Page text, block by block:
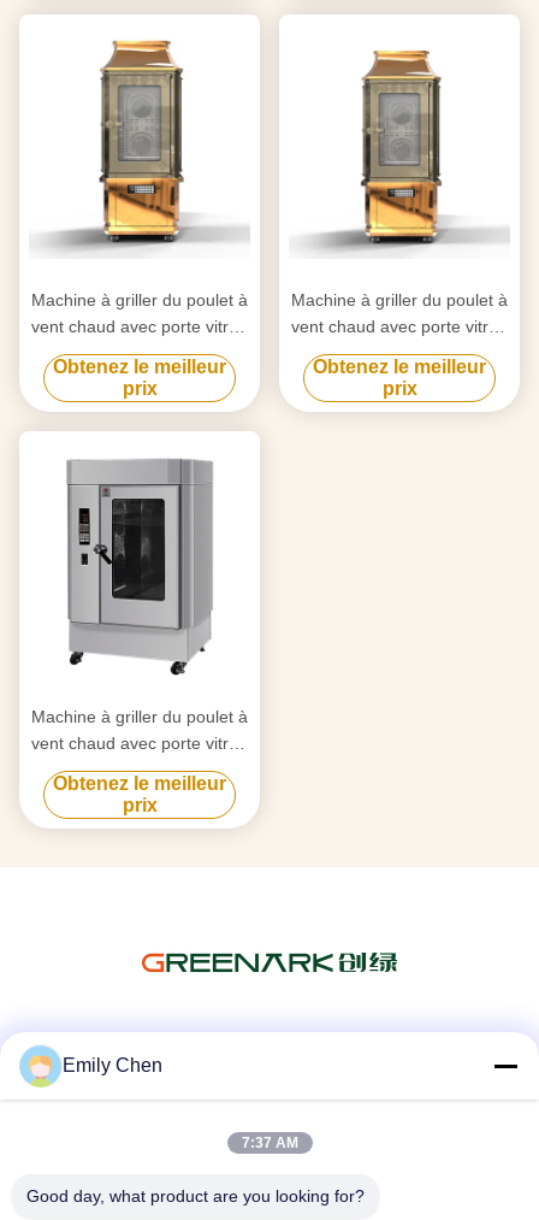
ISO
Machine à griller du poulet à
vent chaud avec porte vitrée
17KW
Obtenez le meilleur
prix
Machine à griller du poulet à
vent chaud avec porte vitrée
17KW
Obtenez le meilleur
prix
Machine à griller du poulet à
vent chaud avec porte vitrée
17KW 350kg
Obtenez le meilleur
prix
Emily Chen
7:37 AM
Good day, what product are you looking for?